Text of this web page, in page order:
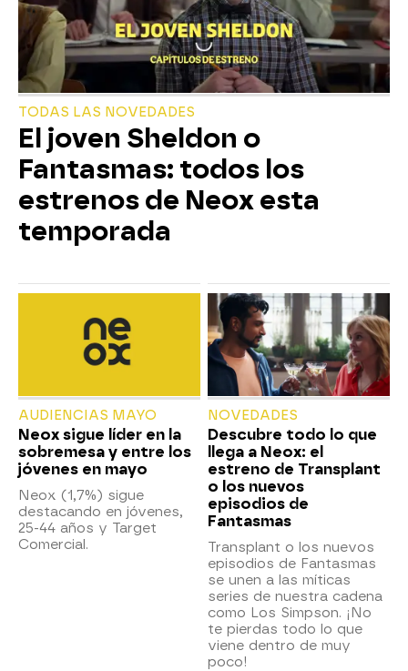
TODAS LAS NOVEDADES
El joven Sheldon o
Fantasmas: todos los
estrenos de Neox esta
temporada
AUDIENCIAS MAYO
Neox sigue líder en la
sobremesa y entre los
jóvenes en mayo
Neox (1,7%) sigue
destacando en jóvenes,
25-44 años y Target
Comercial.
NOVEDADES
Descubre todo lo que
llega a Neox: el
estreno de Transplant
o los nuevos
episodios de
Fantasmas
Transplant o los nuevos
episodios de Fantasmas
se unen a las míticas
series de nuestra cadena
como Los Simpson. ¡No
te pierdas todo lo que
viene dentro de muy
poco!